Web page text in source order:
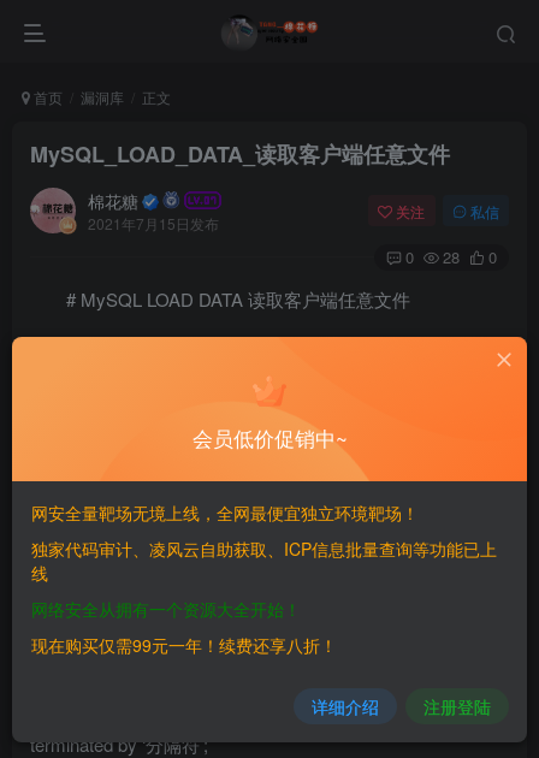
首页 漏洞库 正文
MySQL_LOAD_DATA_读取客户端任意文件
棉花糖
2021年7月15日发布
关注 私信
0 28 0
# MySQL LOAD DATA 读取客户端任意文件
### LOAD DATA INFILE
INFILE语句主要用于读取一个文件的内容并且存入一个表
中。通常有两种用法，分别是：
load data infile “/etc/passwd” into table TestTable fields
terminated by ‘分隔符’;
会员低价促销中~
网安全量靶场无境上线，全网最便宜独立环境靶场！
独家代码审计、凌风云自助获取、ICP信息批量查询等功能已上
线
网络安全从拥有一个资源大全开始！
现在购买仅需99元一年！续费还享八折！
详细介绍 注册登陆